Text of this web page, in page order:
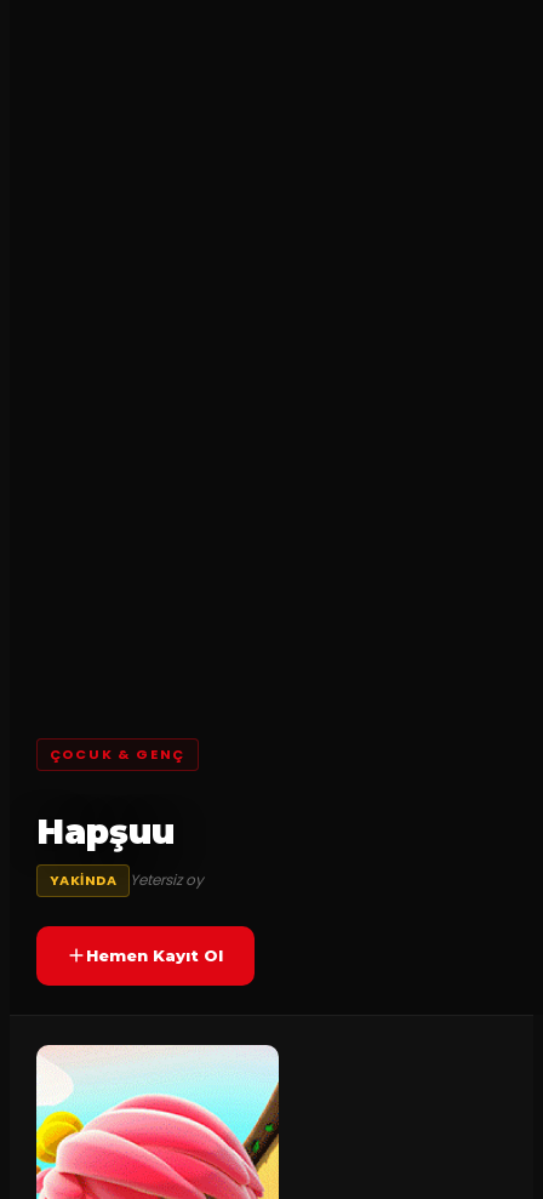
ÇOCUK & GENÇ
Hapşuu
YAKINDA Yetersiz oy
Hemen Kayıt Ol